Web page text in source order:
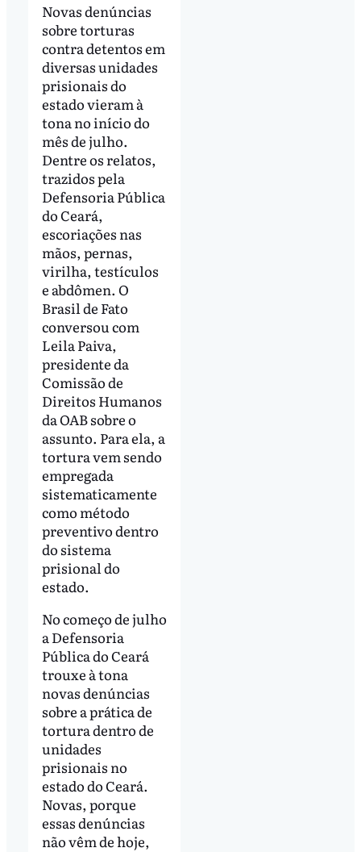
Novas denúncias
sobre torturas
contra detentos em
diversas unidades
prisionais do
estado vieram à
tona no início do
mês de julho.
Dentre os relatos,
trazidos pela
Defensoria Pública
do Ceará,
escoriações nas
mãos, pernas,
virilha, testículos
e abdômen. O
Brasil de Fato
conversou com
Leila Paiva,
presidente da
Comissão de
Direitos Humanos
da OAB sobre o
assunto. Para ela, a
tortura vem sendo
empregada
sistematicamente
como método
preventivo dentro
do sistema
prisional do
estado.
No começo de julho
a Defensoria
Pública do Ceará
trouxe à tona
novas denúncias
sobre a prática de
tortura dentro de
unidades
prisionais no
estado do Ceará.
Novas, porque
essas denúncias
não vêm de hoje,